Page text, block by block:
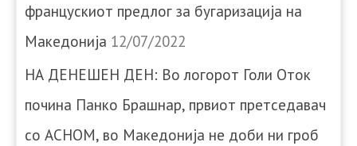
францускиот предлог за бугаризација на
Македонија 12/07/2022
НА ДЕНЕШЕН ДЕН: Во логорот Голи Оток
почина Панко Брашнар, првиот претседавач
со АСНОМ, во Македонија не доби ни гроб